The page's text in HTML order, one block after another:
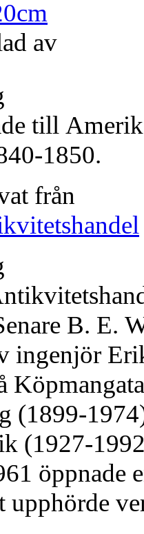
av
till
1850.
från
B. E.
ingenjör
(1899-
(1927-
öppnade
upphörde